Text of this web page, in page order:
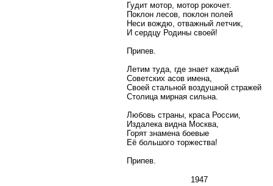
Гудит мотор, мотор рокочет.
Поклон лесов, поклон полей
Неси вождю, отважный летчик,
И сердцу Родины своей!
Припев.
Летим туда, где знает каждый
Советских асов имена,
Своей стальной воздушной стражей
Столица мирная сильна.
Любовь страны, краса России,
Издалека видна Москва,
Горят знамена боевые
Её большого торжества!
Припев.
1947